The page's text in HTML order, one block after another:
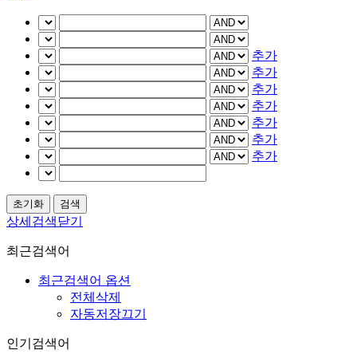
추가
추가
추가
추가
추가
추가
추가
상세검색닫기
최근검색어
최근검색어 옵션
전체삭제
자동저장끄기
인기검색어